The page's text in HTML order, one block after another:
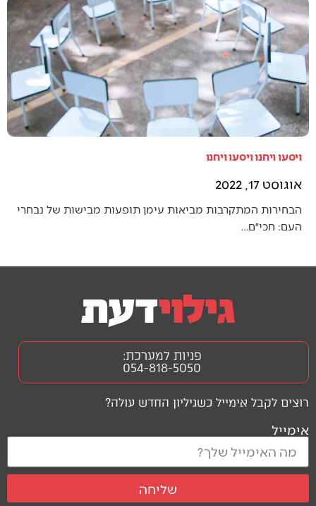
ויסעו ויחנו ויסעו ויחנו
אוגוסט 17, 2022
הבחירות המתקרבות מביאות עימן תופעות מבישות של נבחרי
העם: חכי״ם…
רוצים לקבל אימייל כשגיליון החדש עולה?
אימייל
שליחה
פניות למערכת:
054-818-5050